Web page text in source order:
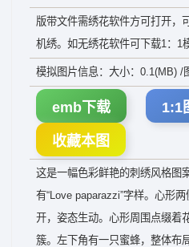
版带文件需绣花软件方可打开，
机绣。如无绣花软件可下载1：1
模拟图片信息：大小：0.1(MB) /
emb下载 1:1
收藏本图
这是一幅色彩鲜艳的刺绣风格图
有“Love paparazzi”字样。心形
开，姿态生动。心形周围点缀着
簇。左下角有一只蜜蜂，整体布